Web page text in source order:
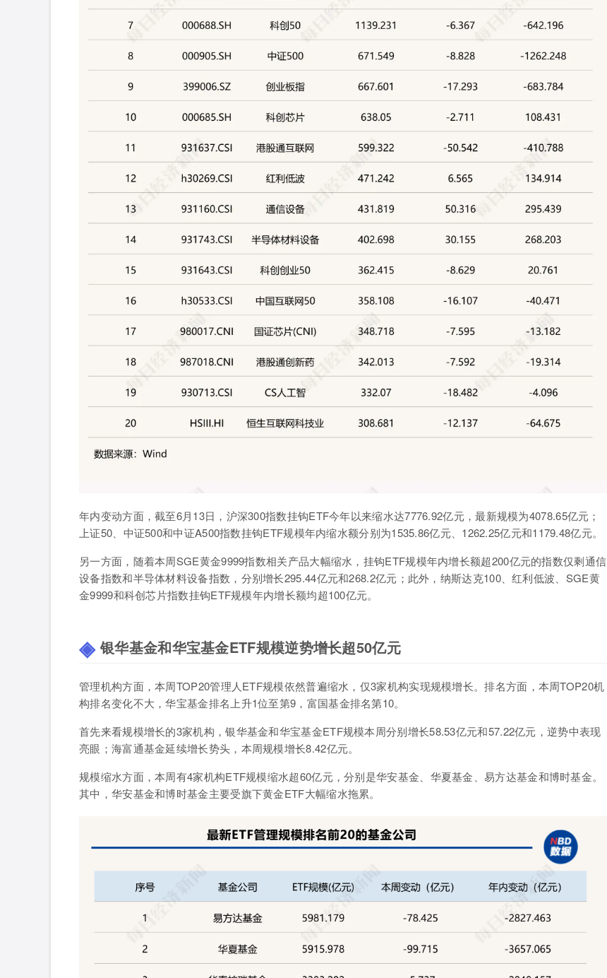
年内变动方面，截至6月13日，沪深300指数挂钩ETF今年以来缩水达7776.92亿元，最新规模为4078.65亿元；
上证50、中证500和中证A500指数挂钩ETF规模年内缩水额分别为1535.86亿元、 1262.25亿元和1179.48亿元。
另一方面，随着本周SGE黄金9999指数相关产品大幅缩水，挂钩ETF规模年内增长额超200亿元的指数仅剩通信
设备指数和半导体材料设备指数，分别增长295.44亿元和268.2亿元；此外，纳斯达克100、红利低波、 SGE黄
金9999和科创芯片指数挂钩ETF规模年内增长额均超100亿元。
银华基金和华宝基金ETF规模逆势增长超50亿元
管理机构方面，本周TOP20管理人ETF规模依然普遍缩水，仅3家机构实现规模增长。排名方面，本周TOP20机
构排名变化不大，华宝基金排名上升1位至第9 ，富国基金排名第10。
首先来看规模增长的3家机构，银华基金和华宝基金ETF规模本周分别增长58.53亿元和57.22亿元，逆势中表现
亮眼；海富通基金延续增长势头，本周规模增长8.42亿元。
规模缩水方面，本周有4家机构ETF规模缩水超60亿元，分别是华安基金、华夏基金、易方达基金和博时基金。
其中，华安基金和博时基金主要受旗下黄金ETF大幅缩水拖累。